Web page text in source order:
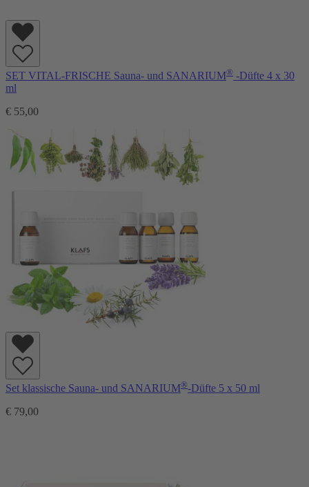
SET VITAL-FRISCHE Sauna- und SANARIUM® -Düfte 4 x 30
ml
€ 55,00
Set klassische Sauna- und SANARIUM®-Düfte 5 x 50 ml
€ 79,00